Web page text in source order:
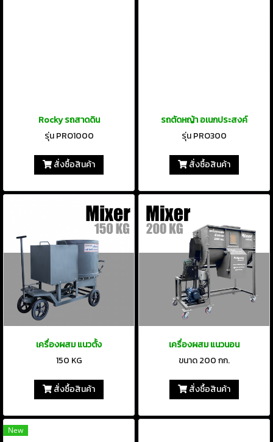
Rocky รถสาดดิน
รุ่น PRO1000
สั่งซื้อสินค้า
รถตัดหญ้า อเนกประสงค์
รุ่น PRO300
สั่งซื้อสินค้า
เครื่องผสม แนวตั้ง
150 KG
สั่งซื้อสินค้า
เครื่องผสม แนวนอน
ขนาด 200 กก.
สั่งซื้อสินค้า
New